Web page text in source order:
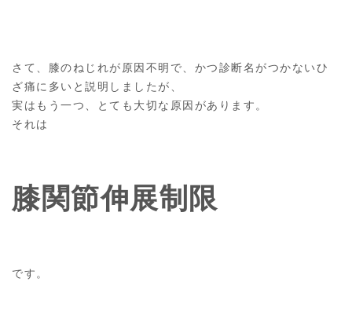
さて、膝のねじれが原因不明で、かつ診断名がつかないひ
ざ痛に多いと説明しましたが、
実はもう一つ、とても大切な原因があります。
それは
膝関節伸展制限
です。